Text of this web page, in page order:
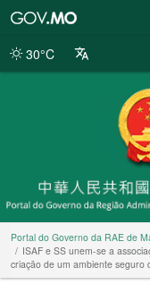
da
30°C
Portal do Governo da RAE de
ISAF e SS unem-se a
criação de um ambiente seguro